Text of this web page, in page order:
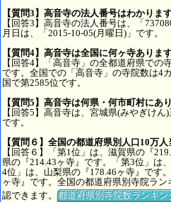
【質問3】高音寺の法人番号はわかりま
【回答3】高音寺の法人番号は、「
月日は、「2015-10-05(月曜日)」です。
【質問4】高音寺は全国に何ヶ寺ありま
【回答4】「高音寺」の全都道府県での
です。全国での「高音寺」の寺院数は4
国で第2585位です。
【質問5】高音寺は何県・何市町村にあ
【回答5】高音寺は、宮城県(みやぎけ
です。
【質問６】全国の都道府県別人口10万
【回答６】「第1位」は、滋賀県の『
県の『214.43ヶ寺』です。「第3位」は
4位」は、山梨県の『178.46ヶ寺』です
ヶ寺』です。全国の都道府県別寺院ラ
認できます。都道府県別寺院数ランキン